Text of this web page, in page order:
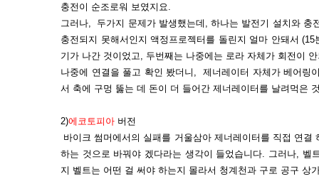
충전이 순조로워 보였지요.
그러나, 두가지 문제가 발생했는데, 하나는 발전기 설치와 충
충전되지 못해서인지 액정프로젝터를 돌린지 얼마 안돼서
기가 나간 것이었고, 두번째는 나중에는 로라 자체가 회전이
나중에 연결을 풀고 확인 봤더니, 제너레이터 자체가 베어링
서 축에 구멍 뚫는 데 돈이 더 들어간 제너레이터를 날려먹은
2)에코토피아 버전
바이크 썸머에서의 실패를 거울삼아 제너레이터를 직접 연
하는 것으로 바꿔야 겠다라는 생각이 들었습니다. 그러나, 벨
지 벨트는 어떤 걸 써야 하는지 몰라서 청계천과 구로 공구 상